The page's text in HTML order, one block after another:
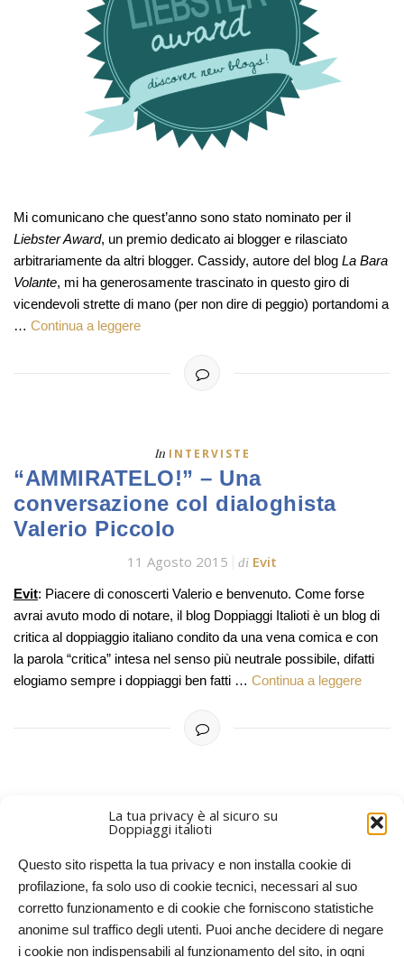
La tua privacy è al sicuro su
Doppiaggi italioti
Questo sito rispetta la tua privacy e non installa cookie di
profilazione, fa solo uso di cookie tecnici, necessari al suo
corretto funzionamento e di cookie che forniscono statistiche
anonime sul traffico degli utenti. Puoi anche decidere di negare
i cookie non indispensabili al funzionamento del sito, in ogni
Mi comunicano che quest’anno sono stato nominato per il
Liebster Award, un premio dedicato ai blogger e rilasciato
arbitrariamente da altri blogger. Cassidy, autore del blog La Bara
Volante, mi ha generosamente trascinato in questo giro di
vicendevoli strette di mano (per non dire di peggio) portandomi a
… Continua a leggere
In INTERVISTE
“AMMIRATELO!” – Una
conversazione col dialoghista
Valerio Piccolo
11 Agosto 2015 di Evit
Evit: Piacere di conoscerti Valerio e benvenuto. Come forse
avrai avuto modo di notare, il blog Doppiaggi Italioti è un blog di
critica al doppiaggio italiano condito da una vena comica e con
la parola “critica” intesa nel senso più neutrale possibile, difatti
elogiamo sempre i doppiaggi ben fatti … Continua a leggere
ARTICOLI PIÙ VECCHI
PIÙ RECENTI